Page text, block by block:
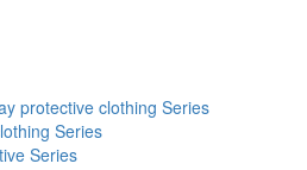
protective clothing Series
Series
Series